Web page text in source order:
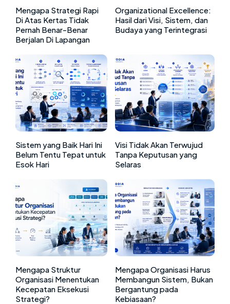
Mengapa Strategi Rapi
Di Atas Kertas Tidak
Pernah Benar-Benar
Berjalan Di Lapangan
Organizational Excellence:
Hasil dari Visi, Sistem, dan
Budaya yang Terintegrasi
Sistem yang Baik Hari Ini
Belum Tentu Tepat untuk
Esok Hari
Visi Tidak Akan Terwujud
Tanpa Keputusan yang
Selaras
Mengapa Struktur
Organisasi Menentukan
Kecepatan Eksekusi
Strategi?
Mengapa Organisasi Harus
Membangun Sistem, Bukan
Bergantung pada
Kebiasaan?